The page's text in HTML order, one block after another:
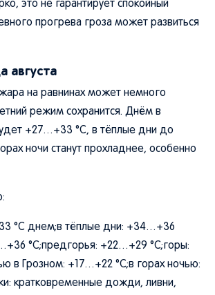
это не гарантирует спокойный
прогрева гроза может развиться
августа
на равнинах может немного
режим сохранится. Днём в
+27…+33 °C, в тёплые дни до
ночи станут прохладнее, особенно
°C днем;в тёплые дни: +34…+36
°C;предгорья: +22…+29 °C;горы:
в Грозном: +17…+22 °C;в горах ночью:
кратковременные дожди, ливни,